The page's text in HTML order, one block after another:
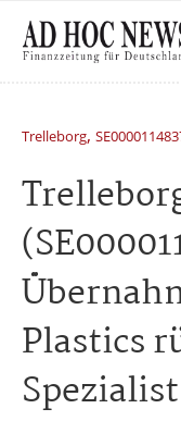
Trelleborg,
Plastics